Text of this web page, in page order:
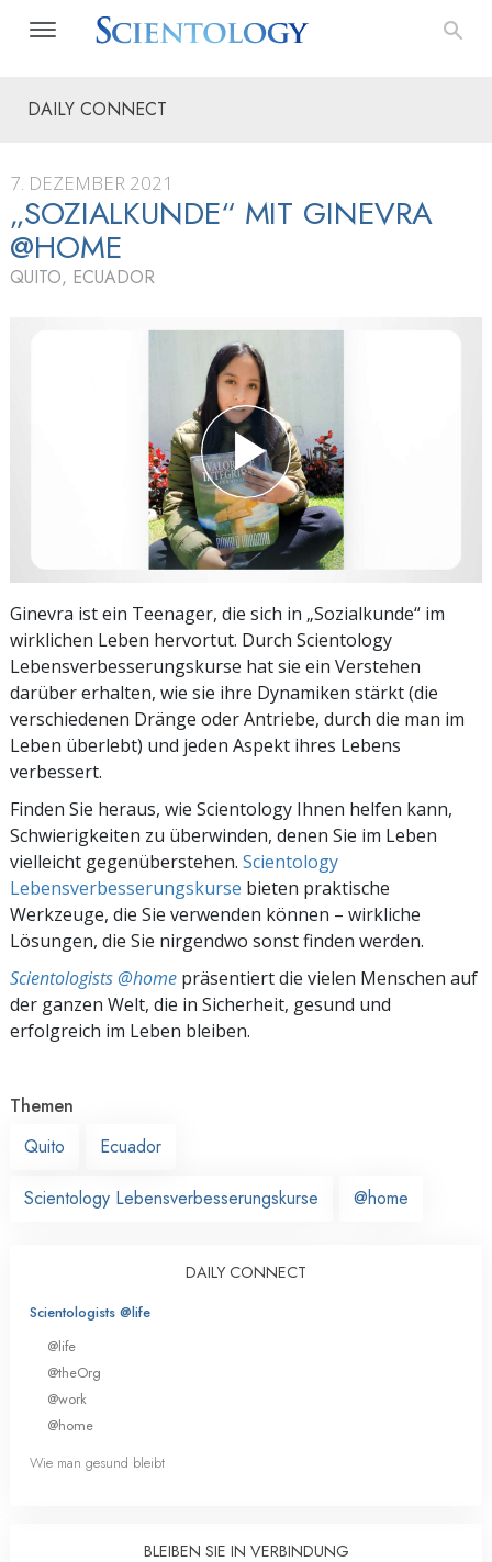
DAILY CONNECT
7. DEZEMBER 2021
„SOZIALKUNDE“ MIT GINEVRA
@HOME
QUITO, ECUADOR
Ginevra ist ein Teenager, die sich in „Sozialkunde“ im
wirklichen Leben hervortut. Durch Scientology
Lebensverbesserungskurse hat sie ein Verstehen
darüber erhalten, wie sie ihre Dynamiken stärkt (die
verschiedenen Dränge oder Antriebe, durch die man im
Leben überlebt) und jeden Aspekt ihres Lebens
verbessert.
Finden Sie heraus, wie Scientology Ihnen helfen kann,
Schwierigkeiten zu überwinden, denen Sie im Leben
vielleicht gegenüberstehen. Scientology
Lebensverbesserungskurse bieten praktische
Werkzeuge, die Sie verwenden können – wirkliche
Lösungen, die Sie nirgendwo sonst finden werden.
Scientologists @home präsentiert die vielen Menschen auf
der ganzen Welt, die in Sicherheit, gesund und
erfolgreich im Leben bleiben.
Themen
Quito
Ecuador
Scientology Lebensverbesserungskurse @home
DAILY CONNECT
Scientologists @life
@life
@theOrg
@work
@home
Wie man gesund bleibt
BLEIBEN SIE IN VERBINDUNG